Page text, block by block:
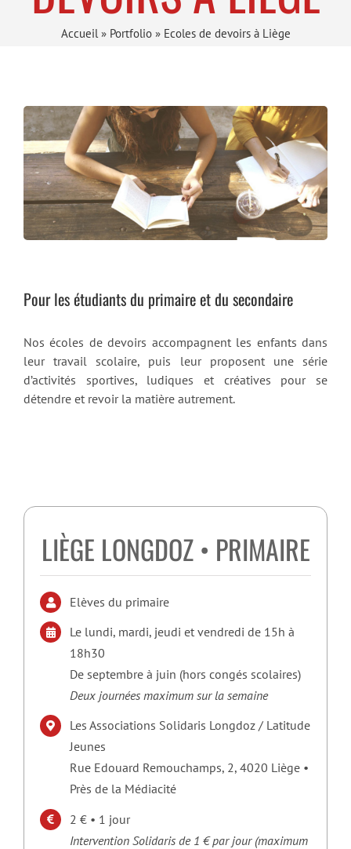
Accueil » Portfolio» Ecoles de devoirs à Liège
Pour les étudiants du primaire et du secondaire
Nos écoles de devoirs accompagnent les enfants dans
leur travail scolaire, puis leur proposent une série
d’activités sportives, ludiques et créatives pour se
détendre et revoir la matière autrement.
LIÈGE LONGDOZ • PRIMAIRE
Elèves du primaire
Le lundi, mardi, jeudi et vendredi de 15h à
18h30
De septembre à juin (hors congés scolaires)
Deux journées maximum sur la semaine
Les Associations Solidaris Longdoz / Latitude
Jeunes
Rue Edouard Remouchamps, 2, 4020 Liège •
Près de la Médiacité
2 € • 1 jour
Intervention Solidaris de 1 € par jour (maximum